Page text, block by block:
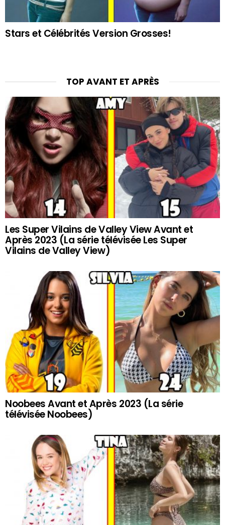
Stars et Célébrités Version Grosses!
TOP AVANT ET APRÈS
Les Super Vilains de Valley View Avant et
Après 2023 (La série télévisée Les Super
Vilains de Valley View)
Noobees Avant et Après 2023 (La série
télévisée Noobees)